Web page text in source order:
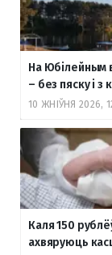
На Юбілейным
– без пяску і з
10 ЖНІЎНЯ 2026,
Каля 150
ахвяруюць